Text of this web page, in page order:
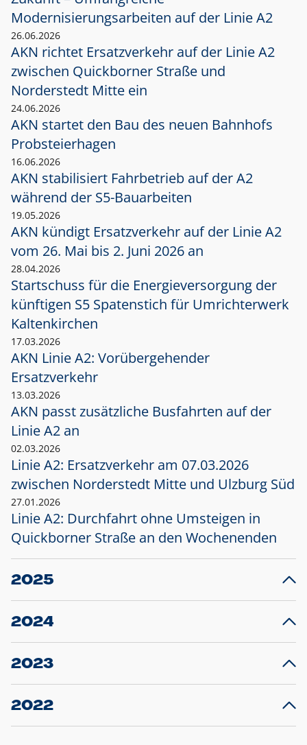
Modernisierungsarbeiten auf der Linie A2
26.06.2026
AKN richtet Ersatzverkehr auf der Linie A2
zwischen Quickborner Straße und
Norderstedt Mitte ein
24.06.2026
AKN startet den Bau des neuen Bahnhofs
Probsteierhagen
16.06.2026
AKN stabilisiert Fahrbetrieb auf der A2
während der S5-Bauarbeiten
19.05.2026
AKN kündigt Ersatzverkehr auf der Linie A2
vom 26. Mai bis 2. Juni 2026 an
28.04.2026
Startschuss für die Energieversorgung der
künftigen S5 Spatenstich für Umrichterwerk
Kaltenkirchen
17.03.2026
AKN Linie A2: Vorübergehender
Ersatzverkehr
13.03.2026
AKN passt zusätzliche Busfahrten auf der
Linie A2 an
02.03.2026
Linie A2: Ersatzverkehr am 07.03.2026
zwischen Norderstedt Mitte und Ulzburg Süd
27.01.2026
Linie A2: Durchfahrt ohne Umsteigen in
Quickborner Straße an den Wochenenden
2025
23.12.2025
Projekt S5: Start der Bauarbeiten am
2024
10.12.2024
Großprojekt S5: Sperrung der Bahnstraße in
2023
20.12.2023
Schleswig-Holstein verlängert den
2022
22.12.2022